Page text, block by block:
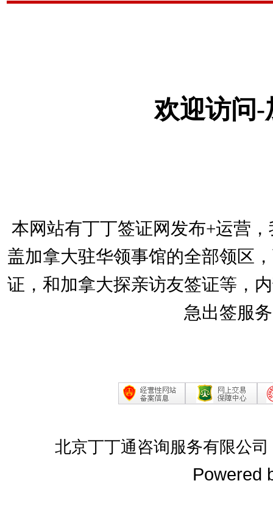
欢迎访问-
本网站有丁丁签证网发布+运营
盖加拿大驻华领事馆的全部领区
证，和加拿大探亲访友签证等，
急出签服
北京丁丁通咨询服务有限公
Powered